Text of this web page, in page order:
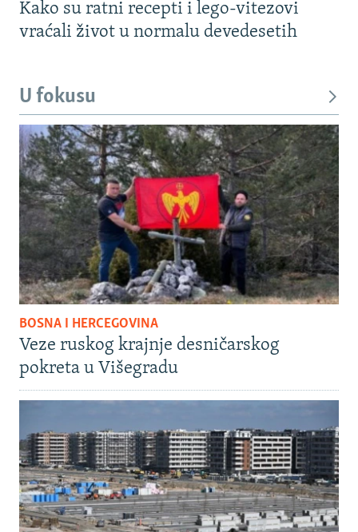
Kako su ratni recepti i lego-vitezovi
vraćali život u normalu devedesetih
U fokusu
BOSNA I HERCEGOVINA
Veze ruskog krajnje desničarskog
pokreta u Višegradu